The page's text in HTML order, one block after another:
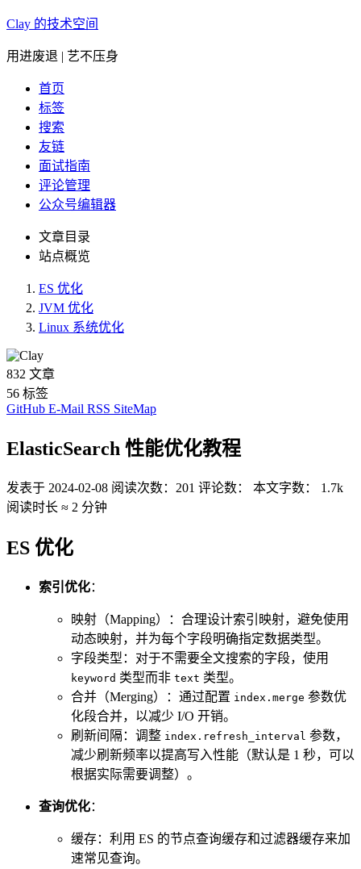
Clay 的技术空间
用进废退 | 艺不压身
首页
标签
搜索
友链
面试指南
评论管理
公众号编辑器
文章目录
站点概览
ES 优化
JVM 优化
Linux 系统优化
832 文章
56 标签
GitHub E-Mail RSS SiteMap
ElasticSearch 性能优化教程
发表于 2024-02-08 阅读次数： 201 评论数： 本文字数：
1.7k
阅读时长 ≈ 2 分钟
ES 优化
索引优化：
映射（Mapping）：合理设计索引映射，避免使用
动态映射，并为每个字段明确指定数据类型。
字段类型：对于不需要全文搜索的字段，使用
keyword 类型而非 text 类型。
合并（Merging）：通过配置 index.merge 参数优
化段合并，以减少 I/O 开销。
刷新间隔：调整 index.refresh_interval 参数，
减少刷新频率以提高写入性能（默认是 1 秒，可以
根据实际需要调整）。
查询优化：
缓存：利用 ES 的节点查询缓存和过滤器缓存来加
速常见查询。